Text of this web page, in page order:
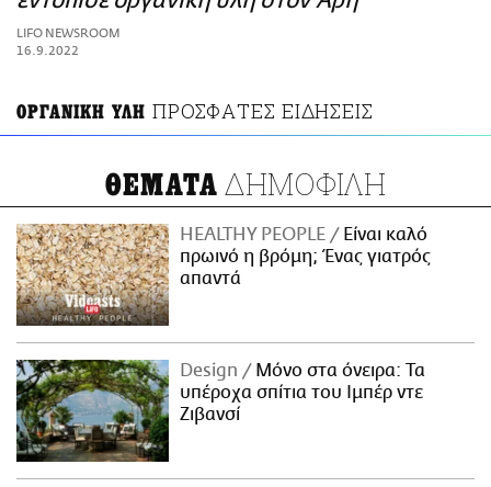
ΑΜΠΑ
PRINT
LIFO NEWSROOM
16.9.2022
ΟΡΓΑΝΙΚΗ ΥΛΗ ΠΡΟΣΦΑΤΕΣ ΕΙΔΗΣΕΙΣ
ΘΕΜΑΤΑ ΔΗΜΟΦΙΛΗ
HEALTHY PEOPLE
Είναι καλό
πρωινό η βρόμη; Ένας γιατρός
απαντά
Design
Μόνο στα όνειρα: Τα
υπέροχα σπίτια του Ιμπέρ ντε
Ζιβανσί